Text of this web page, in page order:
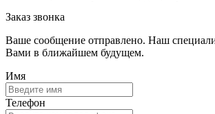
Заказ звонка
Ваше сообщение отправлено. Наш
Вами в ближайшем будущем.
Имя
Телефон